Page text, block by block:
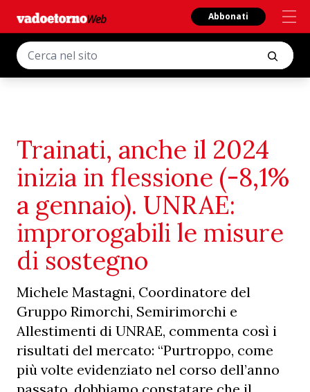
Abbonati
Trainati, anche il 2024
inizia in flessione (-8,1%
a gennaio). UNRAE:
improrogabili le misure
di sostegno
Michele Mastagni, Coordinatore del
Gruppo Rimorchi, Semirimorchi e
Allestimenti di UNRAE, commenta così i
risultati del mercato: “Purtroppo, come
più volte evidenziato nel corso dell’anno